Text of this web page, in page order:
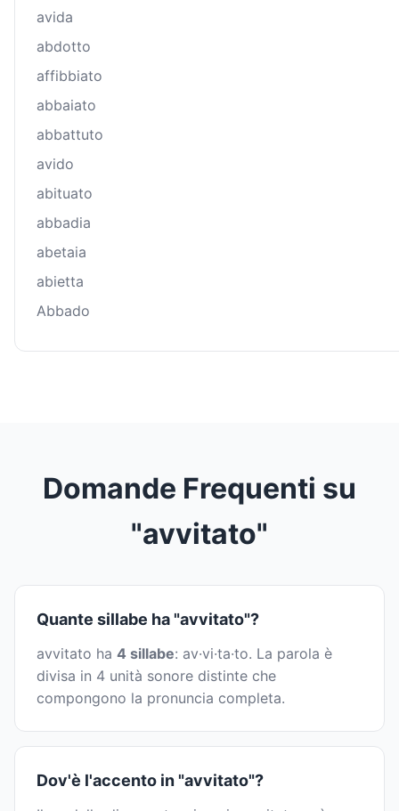
avida
abdotto
affibbiato
abbaiato
abbattuto
avido
abituato
abbadia
abetaia
abietta
Abbado
Domande Frequenti su
"avvitato"
Quante sillabe ha "avvitato"?
avvitato ha 4 sillabe: av·vi·ta·to. La parola è
divisa in 4 unità sonore distinte che
compongono la pronuncia completa.
Dov'è l'accento in "avvitato"?